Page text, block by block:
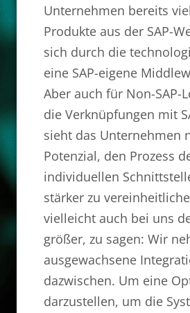
Unternehmen bereits
Produkte aus der SAP-
sich durch die
eine SAP-eigene
Aber auch für Non-SAP-
die Verknüpfungen mit
sieht das Unternehmen
Potenzial, den Prozess
individuellen
stärker zu
vielleicht auch bei uns
größer, zu sagen: Wir
ausgewachsene
dazwischen. Um eine
darzustellen, um die